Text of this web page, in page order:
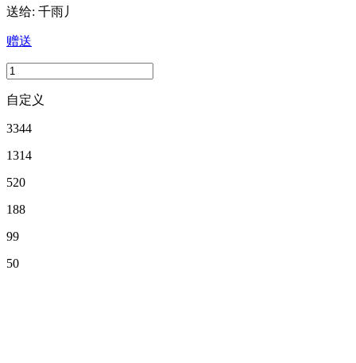
送给: 千雨丿
赠送
自定义
3344
1314
520
188
99
50